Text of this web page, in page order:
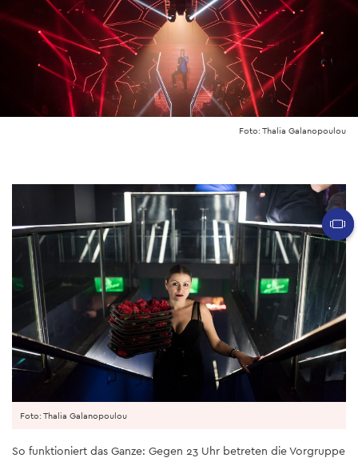
Foto: Thalia Galanopoulou
Foto: Thalia Galanopoulou
So funktioniert das Ganze: Gegen 23 Uhr betreten die Vorgruppe